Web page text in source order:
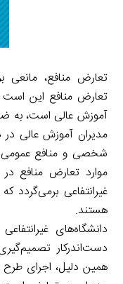
تعارض منافع، مانعی
تعارض منافع این است
آموزش عالی است، به
مدیران آموزش عالی در
شخصی و منافع عمومی
موارد تعارض منافع
غیرانتفاعی برمی‌گردد
هستند.
دانشگاه‌های
دست‌اندرکار
همین دلیل، اجرای طرح